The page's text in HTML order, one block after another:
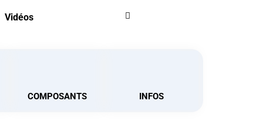
Vidéos
COMPOSANTS INFOS